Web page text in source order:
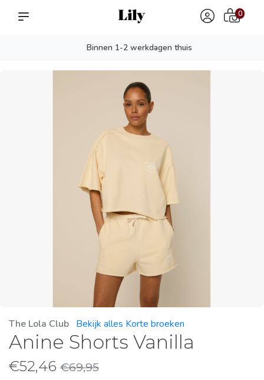
Binnen 1-2 werkdagen thuis
0
The Lola Club Bekijk alles Korte broeken
Anine Shorts Vanilla
€52,46 €69,95